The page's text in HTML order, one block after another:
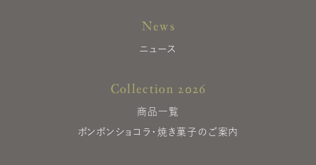
News
ニュース
Collection 2026
商品一覧
ボンボンショコラ・焼き菓子のご案内